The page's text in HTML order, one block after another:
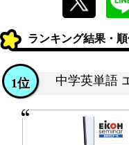
ランキング結果・
中学英単語
1位